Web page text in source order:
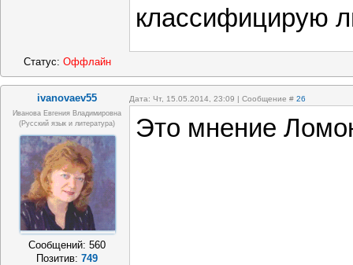
классифицирую
Статус: Оффлайн
ivanovaev55 Дата: Чт, 15.05.2014, 23:09 | Сообщение # 26
Иванова Евгения Владимировна
(русский язык и литература)
Сообщений:560
Позитив:749
Это мнение